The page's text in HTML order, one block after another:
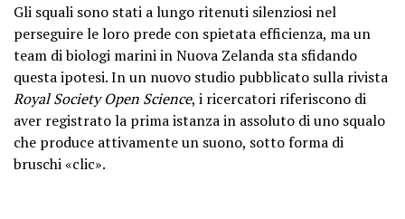
Gli squali sono stati a lungo ritenuti silenziosi nel
perseguire le loro prede con spietata efficienza, ma un
team di biologi marini in Nuova Zelanda sta sfidando
questa ipotesi. In un nuovo studio pubblicato sulla rivista
Royal Society Open Science, i ricercatori riferiscono di
aver registrato la prima istanza in assoluto di uno squalo
che produce attivamente un suono, sotto forma di
bruschi «clic».